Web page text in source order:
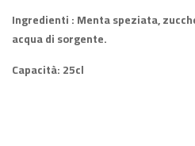
Ingredienti : Menta speziata,
acqua di sorgente.
Capacità: 25cl